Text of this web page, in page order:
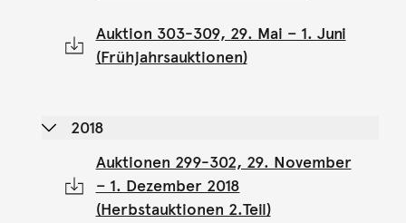
Auktion 303-309, 29. Mai – 1. Juni
(Frühjahrsauktionen)
2018
Auktionen 299-302, 29. November
– 1. Dezember 2018
(Herbstauktionen 2.Teil)